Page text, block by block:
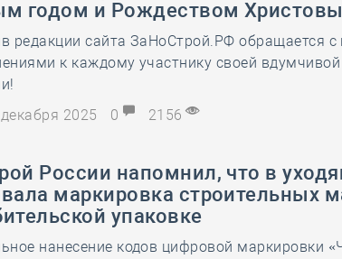
годом и Рождеством
редакции сайта ЗаНоСтрой.РФ обращается с
к каждому участнику своей
2025
0 2156
России напомнил, что в
маркировка строительных
упаковке
нанесение кодов цифровой маркировки